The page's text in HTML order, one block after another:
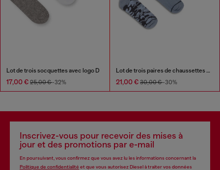
Lot de trois socquettes avec logo D
17,00 € 25,00 €-32%
Lot de trois paires de chaussettes en coton avec jacquard D
21,00 € 30,00 €-30%
Inscrivez-vous pour recevoir des mises à
jour et des promotions par e-mail
En poursuivant, vous confirmez que vous avez lu les informations concernant la
Politique de confidentialité et que vous autorisez Diesel à traiter vos données